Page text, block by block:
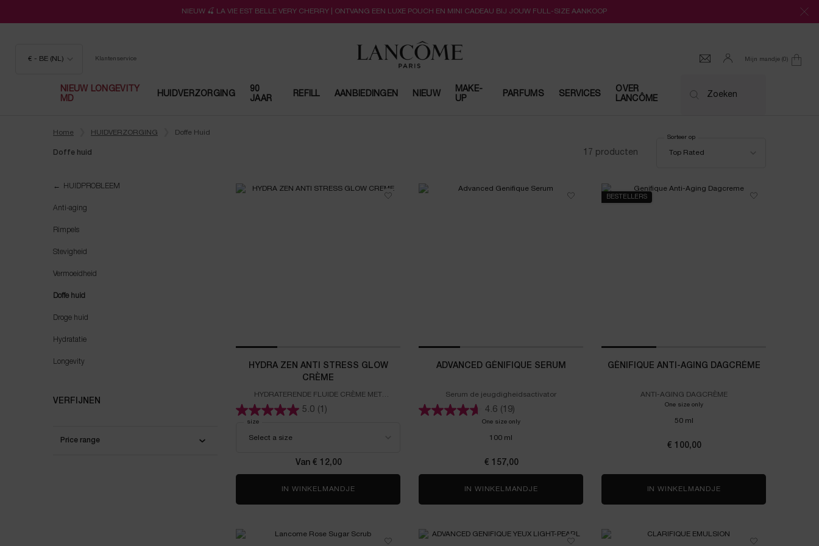
NIEUW 🍒 LA VIE EST BELLE VERY CHERRY | ONTVANG EEN LUXE POUCH EN MINI CADEAU BIJ JOUW FULL-SIZE AANKOOP
€ - BE (NL) Klantenservice Mijn mandje 0
0 product
NIEUW LONGEVITY
MD
HUIDVERZORGING
90
JAAR
REFILL AANBIEDINGEN NIEUW
MAKE-
UP
PARFUMS SERVICES
OVER
LANCÔME
Zoeken
Home
HUIDVERZORGING Doffe Huid
Doffe huid 17 producten
Top Rated
Sorteer op
HUIDPROBLEEM
Anti-aging
Rimpels
Stevigheid
Vermoeidheid
Doffe huid
Droge huid
Hydratatie
Longevity
VERFIJNEN
Price range
HYDRA ZEN ANTI STRESS GLOW
CRÈME
HYDRATERENDE FLUIDE CRÈME MET
AMINOZUREN
5.0 (1)
Select a
size
Van € 12,00
IN WINKELMANDJE HYDRA ZEN ANTI STRESS GLOW CRÈME
ADVANCED GÉNIFIQUE SERUM
Serum de jeugdigheidsactivator
4.6 (19)
One size onlyfor Advanced Génifique Serum
100 ml
€ 157,00
IN WINKELMANDJE ADVANCED GÉNIFIQUE SERUM
BESTELLERS
GÉNIFIQUE ANTI-AGING DAGCRÈME
ANTI-AGING DAGCRÈME
One size onlyfor Génifique Anti-Aging Dagcrème
50 ml
€ 100,00
IN WINKELMANDJE